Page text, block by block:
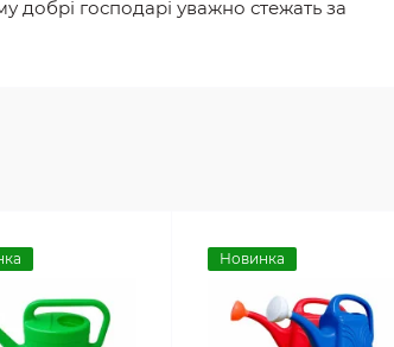
добрі господарі уважно стежать за
Новинка